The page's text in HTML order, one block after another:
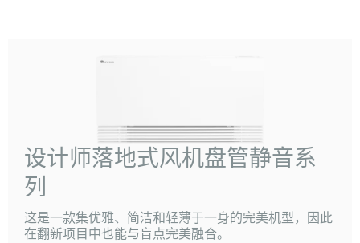
设计师落地式风机盘管静音系
列
这是一款集优雅、简洁和轻薄于一身的完美机型，因此
在翻新项目中也能与盲点完美融合。